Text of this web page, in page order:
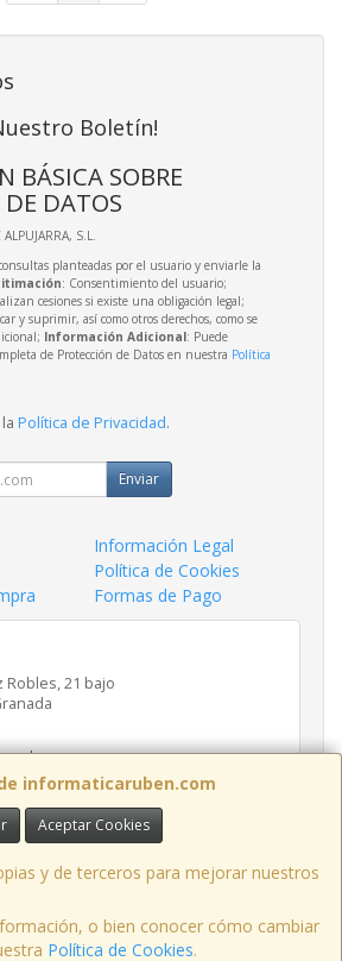
informaticaruben.com
Aceptar Cookies
y de terceros para mejorar nuestros
o bien conocer cómo cambiar
Política de Cookies.
Boletín!
BÁSICA SOBRE
DATOS
S.L.
planteadas por el usuario y enviarle la
: Consentimiento del usuario;
cesiones si existe una obligación legal;
y suprimir, así como otros derechos, como se
Información Adicional: Puede
de Protección de Datos en nuestra Política
Política de Privacidad.
Enviar
Información Legal
Política de Cookies
Formas de Pago
Robles, 21 bajo
- C.I.F.: B18492249 - Tfno: